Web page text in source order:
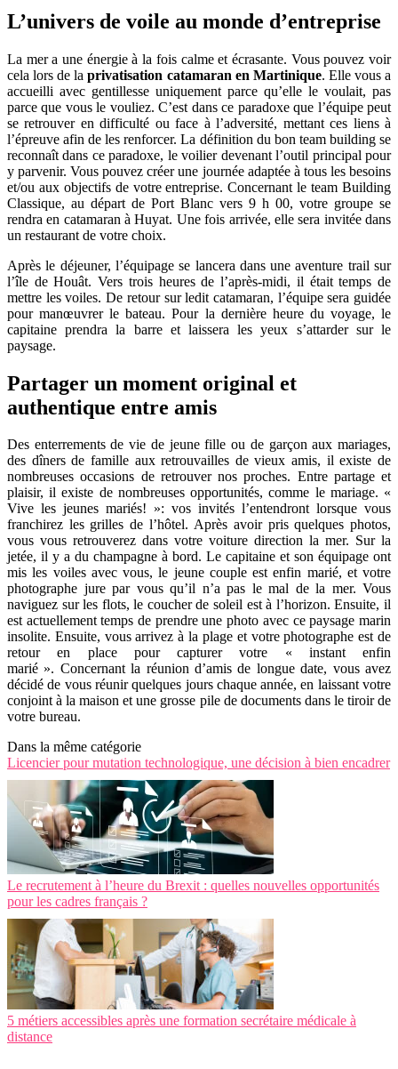
L’univers de voile au monde d’entreprise
La mer a une énergie à la fois calme et écrasante. Vous pouvez voir
cela lors de laprivatisation catamaran en Martinique. Elle vous a
accueilli avec gentillesse uniquement parce qu’elle le voulait, pas
parce que vous le vouliez. C’est dans ce paradoxe que l’équipe peut
se retrouver en difficulté ou face à l’adversité, mettant ces liens à
l’épreuve afin de les renforcer. La définition du bon team building se
reconnaît dans ce paradoxe, le voilier devenant l’outil principal pour
y parvenir. Vous pouvez créer une journée adaptée à tous les besoins
et/ou aux objectifs de votre entreprise. Concernant le team Building
Classique, au départ de Port Blanc vers 9 h 00, votre groupe se
rendra en catamaran à Huyat. Une fois arrivée, elle sera invitée dans
un restaurant de votre choix.
Après le déjeuner, l’équipage se lancera dans une aventure trail sur
l’île de Houât. Vers trois heures de l’après-midi, il était temps de
mettre les voiles. De retour sur ledit catamaran, l’équipe sera guidée
pour manœuvrer le bateau. Pour la dernière heure du voyage, le
capitaine prendra la barre et laissera les yeux s’attarder sur le
paysage.
Partager un moment original et
authentique entre amis
Des enterrements de vie de jeune fille ou de garçon aux mariages,
des dîners de famille aux retrouvailles de vieux amis, il existe de
nombreuses occasions de retrouver nos proches. Entre partage et
plaisir, il existe de nombreuses opportunités, comme le mariage. «
Vive les jeunes mariés! »: vos invités l’entendront lorsque vous
franchirez les grilles de l’hôtel. Après avoir pris quelques photos,
vous vous retrouverez dans votre voiture direction la mer. Sur la
jetée, il y a du champagne à bord. Le capitaine et son équipage ont
mis les voiles avec vous, le jeune couple est enfin marié, et votre
photographe jure par vous qu’il n’a pas le mal de la mer. Vous
naviguez sur les flots, le coucher de soleil est à l’horizon. Ensuite, il
est actuellement temps de prendre une photo avec ce paysage marin
insolite. Ensuite, vous arrivez à la plage et votre photographe est de
retour en place pour capturer votre « instant enfin
marié ». Concernant la réunion d’amis de longue date, vous avez
décidé de vous réunir quelques jours chaque année, en laissant votre
conjoint à la maison et une grosse pile de documents dans le tiroir de
votre bureau.
Dans la même catégorie
Licencier pour mutation technologique, une décision à bien encadrer
Le recrutement à l’heure du Brexit : quelles nouvelles opportunités
pour les cadres français ?
5 métiers accessibles après une formation secrétaire médicale à
distance